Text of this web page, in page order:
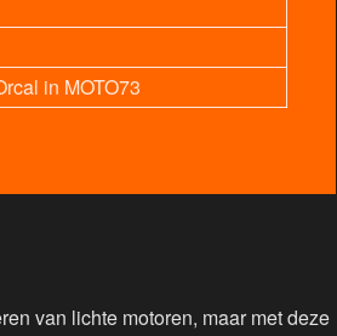
in MOTO73
van lichte motoren, maar met deze